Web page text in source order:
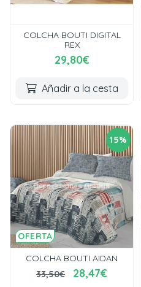
COLCHA BOUTI DIGITAL
REX
29,80€
Añadir a la cesta
15%
OFERTA
COLCHA BOUTI AIDAN
33,50€
28,47€